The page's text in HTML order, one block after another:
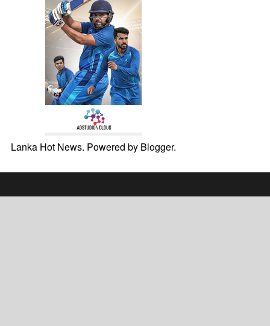
Lanka Hot News. Powered by Blogger.